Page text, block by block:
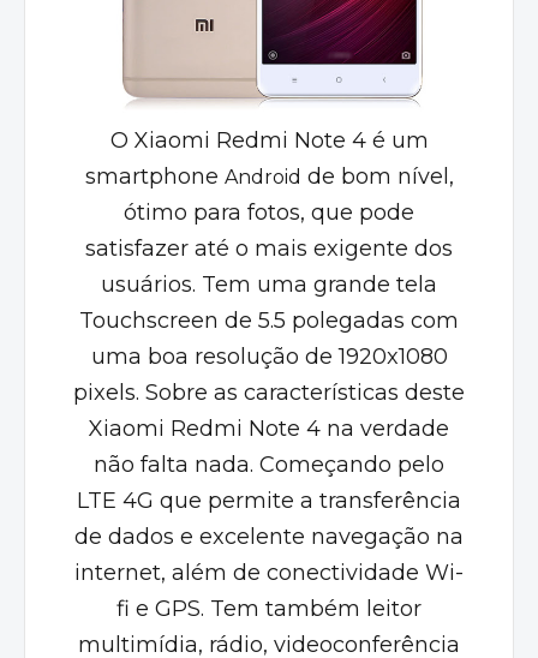
O Xiaomi Redmi Note 4 é um
smartphone Android de bom nível,
ótimo para fotos, que pode
satisfazer até o mais exigente dos
usuários. Tem uma grande tela
Touchscreen de 5.5 polegadas com
uma boa resolução de 1920x1080
pixels. Sobre as características deste
Xiaomi Redmi Note 4 na verdade
não falta nada. Começando pelo
LTE 4G que permite a transferência
de dados e excelente navegação na
internet, além de conectividade Wi-
fi e GPS. Tem também leitor
multimídia, rádio, videoconferência